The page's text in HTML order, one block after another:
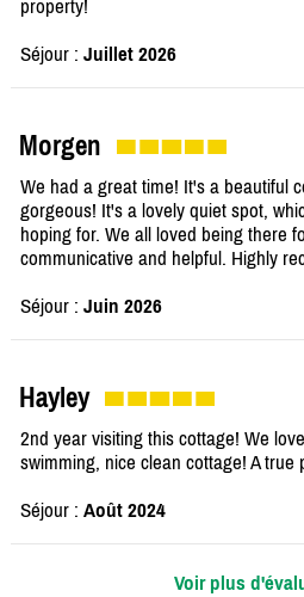
property!
Séjour : Juillet 2026
Morgen
We had a great time! It's a beautiful
gorgeous! It's a lovely quiet spot,
hoping for. We all loved being there
communicative and helpful. Highly
Séjour : Juin 2026
Hayley
2nd year visiting this cottage! We
swimming, nice clean cottage! A true
Séjour : Août 2024
Voir plus